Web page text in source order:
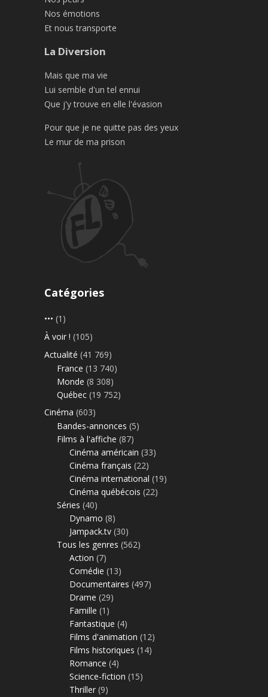
Nos émotions
Et nous transporte
La Diversion
Mais que ma vie
Lui semble d'un tel ennui
Que j'y trouve en elle l'évasion
Pour que je ne quitte pas des yeux
Le mur de ma prison
Catégories
••• (1)
À voir ! (105)
Actualité (41 769)
France (13 740)
Monde (8 308)
Québec (19 752)
Cinéma (603)
Bandes-annonces (5)
Films à l'affiche (87)
Cinéma américain (33)
Cinéma français (22)
Cinéma international (19)
Cinéma québécois (22)
Séries (40)
Dynamo (8)
Jampack.tv (30)
Tous les genres (562)
Action (7)
Comédie (13)
Documentaires (497)
Drame (29)
Famille (1)
Fantastique (4)
Films d'animation (12)
Films historiques (14)
Romance (4)
Science-fiction (15)
Thriller (9)